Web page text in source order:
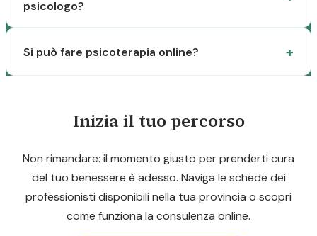
psicologo?
Si può fare psicoterapia online?
Inizia il tuo percorso
Non rimandare: il momento giusto per prenderti cura
del tuo benessere è adesso. Naviga le schede dei
professionisti disponibili nella tua provincia o scopri
come funziona la consulenza online.